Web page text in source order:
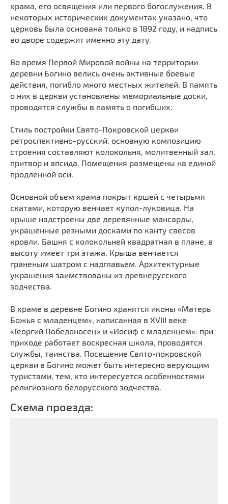
Церкви
Монастыри
Костелы
Синагоги
Часовни
Кирхи
Культурные центры
Театры
Галереи
Концертные залы
Выберите населенный пункт
храма, его освящения или первого богослужения. В
некоторых исторических документах указано, что
церковь была основана только в 1892 году, и надпись
во дворе содержит именно эту дату.
Во время Первой Мировой войны на территории
деревни Богино велись очень активные боевые
действия, погибло много местных жителей. В память
о них в церкви установлены мемориальные доски,
проводятся службы в память о погибших.
Стиль постройки Свято-Покровской церкви
ретроспективно-русский. основную композицию
строения составляют колокольня, молитвенный зал,
притвор и апсида. Помещения размещены на единой
продленной оси.
Основной объем храма покрыт кршей с четырьмя
скатами, которую венчает купол-луковица. На
крыше надстроены две деревянные мансарды,
украшенные резными досками по канту свесов
кровли. Башня с колокольней квадратная в плане, в
высоту имеет три этажа. Крыша венчается
граненым шатром с надглавьем. Архитектурные
украшения заимствованы из древнерусского
зодчества.
В храме в деревне Богино хранятся иконы «Матерь
Божья с младенцем», написанная в XVIII веке
«Георгий Победоносец» и «Иосиф с младенцем». при
приходе работает воскресная школа, проводятся
службы, таинства. Посещение Свято-покровской
церкви в Богино может быть интересно верующим
туристами, тем, кто интересуется особенностями
религиозного белорусского зодчества.
Схема проезда: